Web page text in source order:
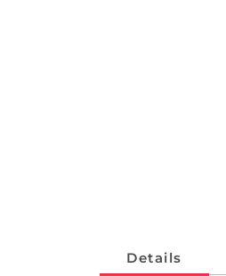
Details